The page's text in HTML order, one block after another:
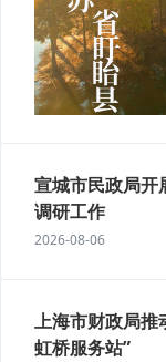
宣城市民政局开
调研工作
2026-08-06
上海市财政局推
虹桥服务站”